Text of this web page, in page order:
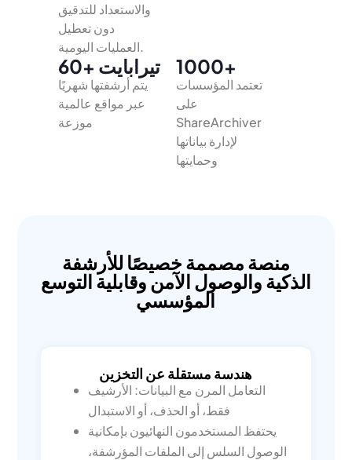
والاستعداد للتدقيق
دون تعطيل
العمليات اليومية.
60+ تيرابايت
يتم أرشفتها شهريًا
عبر مواقع عالمية
موزعة
1000+
تعتمد المؤسسات
على
ShareArchiver
لإدارة بياناتها
وحمايتها
منصة مصممة خصيصًا للأرشفة
الذكية والوصول الآمن وقابلية التوسع
المؤسسي
هندسة مستقلة عن التخزين
التعامل المرن مع البيانات: الأرشيف
فقط، أو الحذف، أو الاستبدال
يحتفظ المستخدمون النهائيون بإمكانية
الوصول السلس إلى الملفات المؤرشفة،